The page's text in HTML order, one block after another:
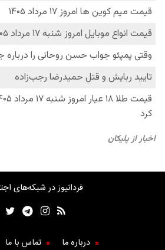
فردانیوز در شبکه‌های
درباره ما تماس با ما